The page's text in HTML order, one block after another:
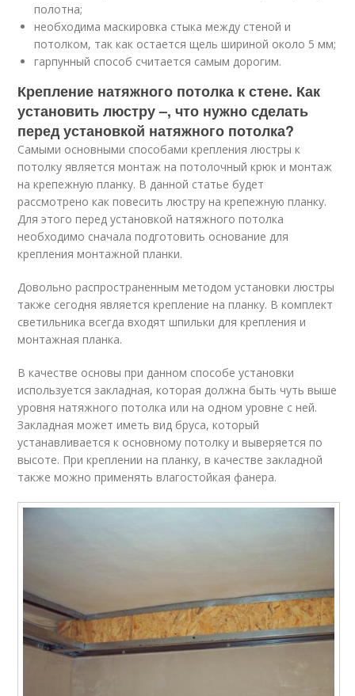
полотна;
необходима маскировка стыка между стеной и
потолком, так как остается щель шириной около 5 мм;
гарпунный способ считается самым дорогим.
Крепление натяжного потолка к стене. Как
установить люстру –, что нужно сделать
перед установкой натяжного потолка?
Самыми основными способами крепления люстры к
потолку является монтаж на потолочный крюк и монтаж
на крепежную планку. В данной статье будет
рассмотрено как повесить люстру на крепежную планку.
Для этого перед установкой натяжного потолка
необходимо сначала подготовить основание для
крепления монтажной планки.
Довольно распространенным методом установки люстры
также сегодня является крепление на планку. В комплект
светильника всегда входят шпильки для крепления и
монтажная планка.
В качестве основы при данном способе установки
используется закладная, которая должна быть чуть выше
уровня натяжного потолка или на одном уровне с ней.
Закладная может иметь вид бруса, который
устанавливается к основному потолку и выверяется по
высоте. При креплении на планку, в качестве закладной
также можно применять влагостойкая фанера.